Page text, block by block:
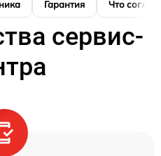
Гарантия Что
сервис-